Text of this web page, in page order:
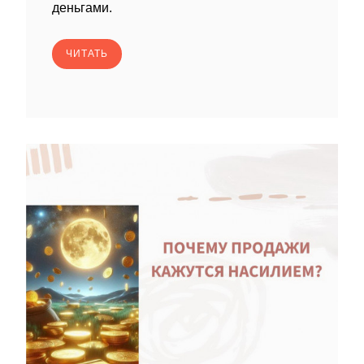
деньгами.
ЧИТАТЬ